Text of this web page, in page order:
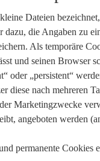
Dateien
die Angaben zu
Als temporäre
und seinen Browser
oder „persistent“
diese nach mehreren
Marketingzwecke
angeboten werden
permanente Cookies